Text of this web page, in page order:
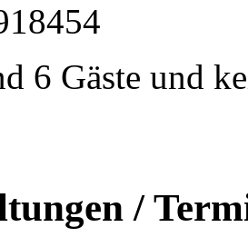
6 Gäste und
/